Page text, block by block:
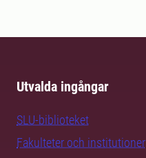
Utvalda ingångar
SLU-biblioteket
Fakulteter och institutioner